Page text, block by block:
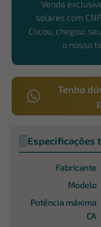
Venda
solares com
Clicou, chegou:
o nosso
Tenho
Especificações
Fabricante
Modelo
Potência máxima
CA